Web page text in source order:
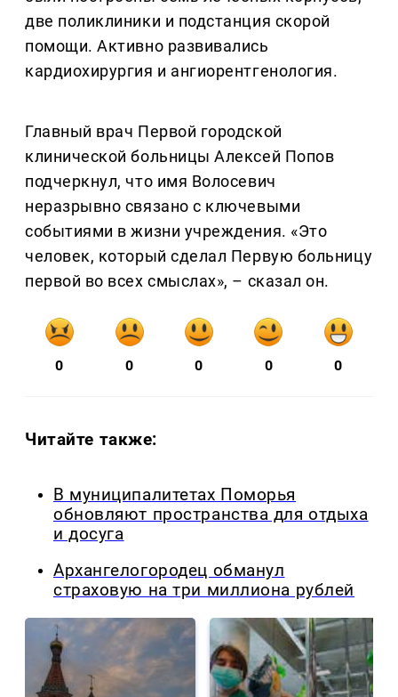
две поликлиники и подстанция скорой
помощи. Активно развивались
кардиохирургия и ангиорентгенология.
Главный врач Первой городской
клинической больницы Алексей Попов
подчеркнул, что имя Волосевич
неразрывно связано с ключевыми
событиями в жизни учреждения. «Это
человек, который сделал Первую больницу
первой во всех смыслах», – сказал он.
0 0 0 0 0
Читайте также:
В муниципалитетах Поморья
обновляют пространства для отдыха
и досуга
Архангелогородец обманул
страховую на три миллиона рублей